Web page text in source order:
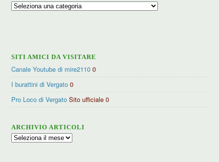
Ricerca
SITI AMICI DA VISITARE
Canale Youtube di mire2110 0
I burattini di Vergato 0
Pro Loco di Vergato Sito ufficiale 0
ARCHIVIO ARTICOLI
Archivio